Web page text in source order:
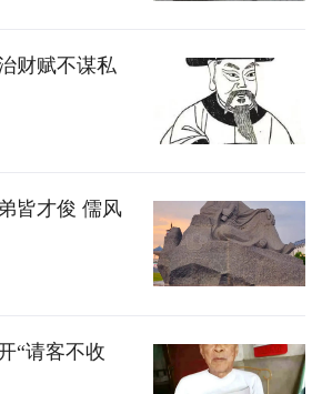
财赋不谋私
皆才俊 儒风
“请客不收